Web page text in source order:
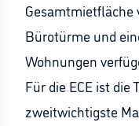
Gesamtmietfläche
Bürotürme und
Wohnungen
Für die ECE ist die
zweitwichtigste